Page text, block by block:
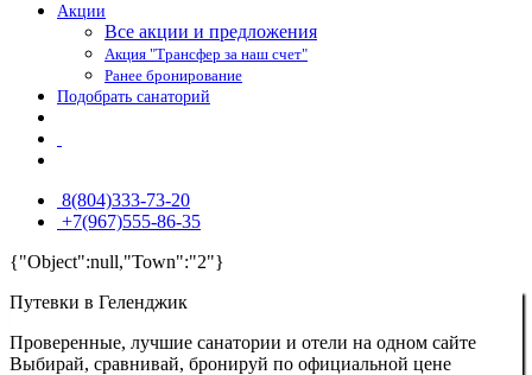
Акции
Все акции и предложения
Акция "Трансфер за наш счет"
Ранее бронирование
Подобрать санаторий
8(804)333-73-20
+7(967)555-86-35
{"Object":null,"Town":"2"}
Путевки в Геленджик
Проверенные, лучшие санатории и отели на одном сайте
Выбирай, сравнивай, бронируй по официальной цене